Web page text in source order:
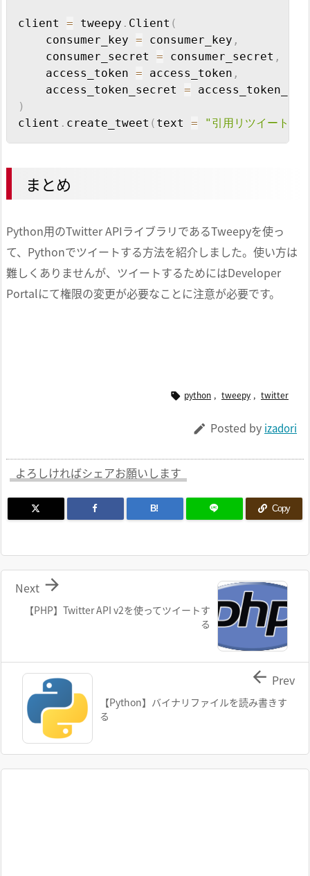
client = tweepy . Client (
    consumer_key
= consumer_key ,
    consumer_secret
= consumer_secret ,
    access_token
= access_token ,
    access_token_secret
=
)
client . create_tweet ( text = "引用リツイートの
まとめ
Python用のTwitter APIライブラリであるTweepyを使っ
て、Pythonでツイートする方法を紹介しました。使い方は
難しくありませんが、ツイートするためにはDeveloper
Portalにて権限の変更が必要なことに注意が必要です。
 python , tweepy , twitter
 Posted by izadori
よろしければシェアお願いします
B! Copy
【PHP】Twitter API v2を使ってツイートす
る

Next
【Python】バイナリファイルを読み書きす
る
 Prev